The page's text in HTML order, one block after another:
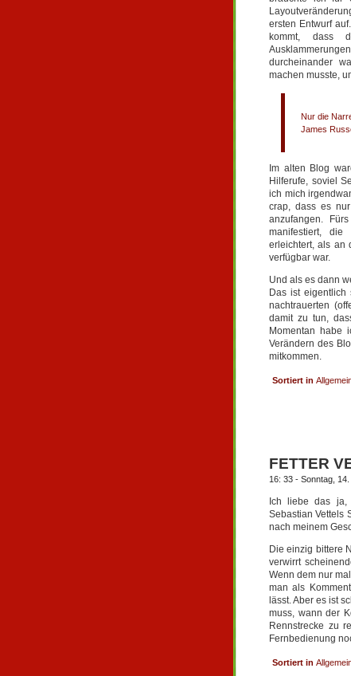
ersten Entwurf
kommt, dass
durcheinander
machen musste,
Nur die
James
Im alten Blog
Hilferufe, soviel
ich mich
crap, dass es
anzufangen.
manifestiert, die
erleichtert, als an
verfügbar war.
Und als es dann
Das ist
nachtrauerten
damit zu tun,
Momentan habe
Verändern des
mitkommen.
Sortiert in
FETTER
16: 33 - Sonntag,
Ich liebe das ja,
Sebastian Vettels
nach meinem
Die einzig bittere
verwirrt
Wenn dem nur
man als
lässt. Aber es ist
muss, wann der
Rennstrecke zu
Fernbedienung
Sortiert in